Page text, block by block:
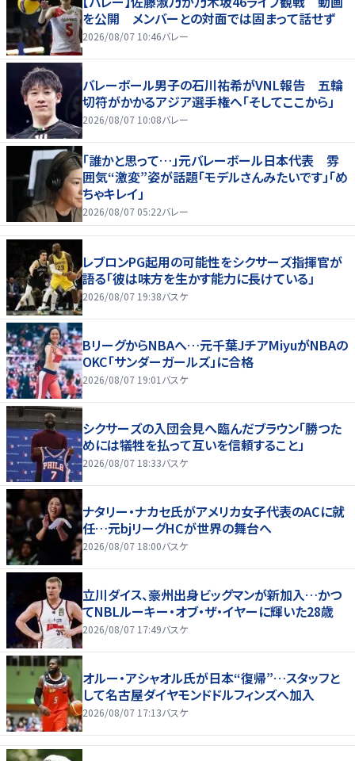
を公開 メンバーとの対面では固まって話せず
2026/08/07 10:46バレー
バレーボール男子の石川祐希がVNL報告 五輪
切符がかかるアジア選手権へ「そしてここから」
2026/08/07 10:08バレー
「誰かと思って…」元バレーボール日本代表 雰
囲気“激変”姿が話題「モデルさんみたいです」「め
ちゃキレイ」
2026/08/07 05:22バレー
レブロンPG起用の可能性をシクサーズ指揮官が
語る「彼は味方を生かす能力に長けている」
2026/08/07 19:38バスケ
BリーグからNBAへ…元千葉JチアMiyuがNBAの
OKC「サンダーガールズ」に合格
2026/08/07 19:01バスケ
シクサーズの入団会見へ臨んだブラウン「勝つた
めには犠牲を払って互いを信頼すること」
2026/08/07 18:33バスケ
ナタリー・ナカセ氏がアメリカ女子代表のACに就
任…元bjリーグHCが世界の舞台へ
2026/08/07 18:00バスケ
立川ダイス、豪州出身ビッグマンが新加入…かつ
てNBLルーキー・オブ・ザ・イヤーに輝いた28歳
2026/08/07 17:49バスケ
オルー・アシャオル氏が日本“復帰”…スタッフと
して名古屋ダイヤモンドドルフィンズへ加入
2026/08/07 17:13バスケ